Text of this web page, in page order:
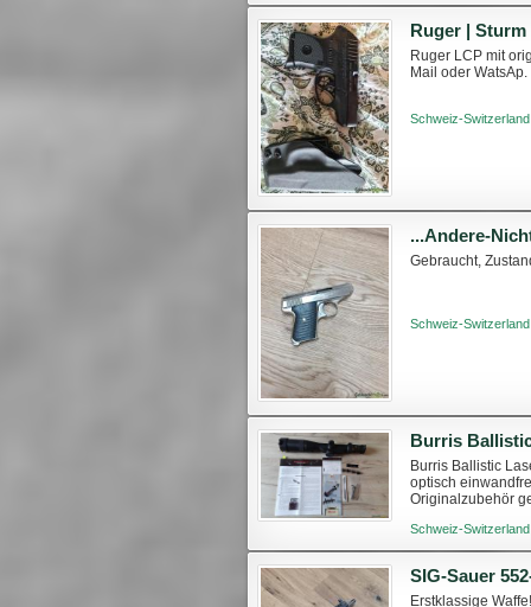
Ruger LCP mit
Mail oder
Schweiz-
Gebraucht,
Schweiz-
Burris Ballistic
optisch
Originalzubehör
Schweiz-
SIG-Sauer
Erstklassige